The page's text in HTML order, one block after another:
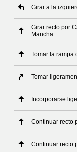
Girar a la
Girar recto por
Mancha
Tomar la rampa
Tomar
Incorporarse
Continuar recto
Continuar recto